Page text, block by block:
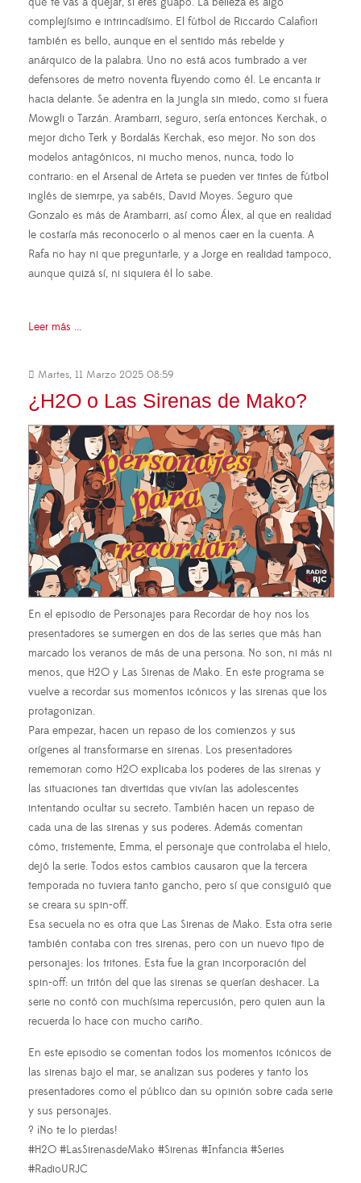
complejísimo e intrincadísimo. El fútbol de Riccardo Calafiori
también es bello, aunque en el sentido más rebelde y
anárquico de la palabra. Uno no está acos tumbrado a ver
defensores de metro noventa fluyendo como él. Le encanta ir
hacia delante. Se adentra en la jungla sin miedo, como si fuera
Mowgli o Tarzán. Arambarri, seguro, sería entonces Kerchak, o
mejor dicho Terk y Bordalás Kerchak, eso mejor. No son dos
modelos antagónicos, ni mucho menos, nunca, todo lo
contrario: en el Arsenal de Arteta se pueden ver tintes de fútbol
inglés de siemrpe, ya sabéis, David Moyes. Seguro que
Gonzalo es más de Arambarri, así como Álex, al que en realidad
le costaría más reconocerlo o al menos caer en la cuenta. A
Rafa no hay ni que preguntarle, y a Jorge en realidad tampoco,
aunque quizá sí, ni siquiera él lo sabe.
Leer más ...
Martes, 11 Marzo 2025 08:59
¿H2O o Las Sirenas de Mako?
En el episodio de Personajes para Recordar de hoy nos los
presentadores se sumergen en dos de las series que más han
marcado los veranos de más de una persona. No son, ni más ni
menos, que H2O y Las Sirenas de Mako. En este programa se
vuelve a recordar sus momentos icónicos y las sirenas que los
protagonizan.
Para empezar, hacen un repaso de los comienzos y sus
orígenes al transformarse en sirenas. Los presentadores
rememoran como H2O explicaba los poderes de las sirenas y
las situaciones tan divertidas que vivían las adolescentes
intentando ocultar su secreto. También hacen un repaso de
cada una de las sirenas y sus poderes. Además comentan
cómo, tristemente, Emma, el personaje que controlaba el hielo,
dejó la serie. Todos estos cambios causaron que la tercera
temporada no tuviera tanto gancho, pero sí que consiguió que
se creara su spin-off.
Esa secuela no es otra que Las Sirenas de Mako. Esta otra serie
también contaba con tres sirenas, pero con un nuevo tipo de
personajes: los tritones. Esta fue la gran incorporación del
spin-off: un tritón del que las sirenas se querían deshacer. La
serie no contó con muchísima repercusión, pero quien aun la
recuerda lo hace con mucho cariño.
En este episodio se comentan todos los momentos icónicos de
las sirenas bajo el mar, se analizan sus poderes y tanto los
presentadores como el público dan su opinión sobre cada serie
y sus personajes.
? ¡No te lo pierdas!
#H2O #LasSirenasdeMako #Sirenas #Infancia #Series
#RadioURJC